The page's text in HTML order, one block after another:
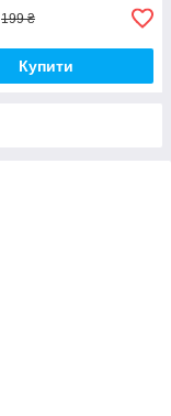
199 ₴
Купити